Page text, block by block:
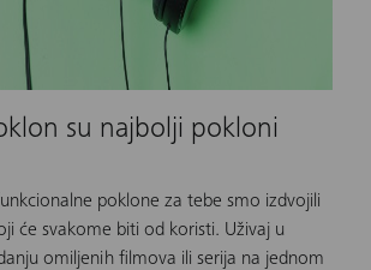
su najbolji pokloni
poklone za tebe smo izdvojili
će svakome biti od koristi. Uživaj u
omiljenih filmova ili serija na jednom